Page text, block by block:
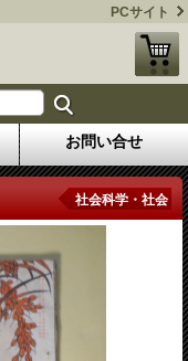
PCサイト
お問い合せ
社会科学・社会